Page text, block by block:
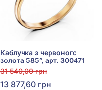
Каблучка з червоного
золота 585°, арт. 300471
31 540,00 грн
13 877,60 грн